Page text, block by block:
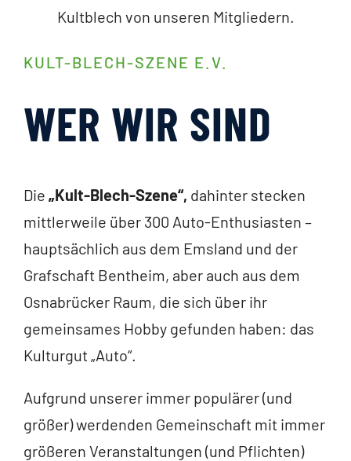
Kultblech von unseren Mitgliedern.
KULT-BLECH-SZENE E.V.
WER WIR SIND
Die „Kult-Blech-Szene“, dahinter stecken
mittlerweile über 300 Auto-Enthusiasten –
hauptsächlich aus dem Emsland und der
Grafschaft Bentheim, aber auch aus dem
Osnabrücker Raum, die sich über ihr
gemeinsames Hobby gefunden haben: das
Kulturgut „Auto“.
Aufgrund unserer immer populärer (und
größer) werdenden Gemeinschaft mit immer
größeren Veranstaltungen (und Pflichten)